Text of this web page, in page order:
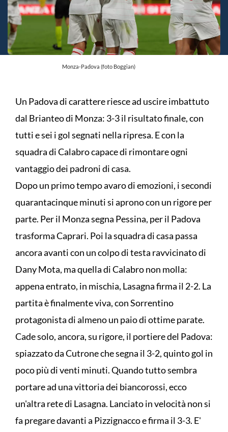
Monza-Padova (foto Boggian)
Un Padova di carattere riesce ad uscire imbattuto
dal Brianteo di Monza: 3-3 il risultato finale, con
tutti e sei i gol segnati nella ripresa. E con la
squadra di Calabro capace di rimontare ogni
vantaggio dei padroni di casa.
Dopo un primo tempo avaro di emozioni, i secondi
quarantacinque minuti si aprono con un rigore per
parte. Per il Monza segna Pessina, per il Padova
trasforma Caprari. Poi la squadra di casa passa
ancora avanti con un colpo di testa ravvicinato di
Dany Mota, ma quella di Calabro non molla:
appena entrato, in mischia, Lasagna firma il 2-2. La
partita è finalmente viva, con Sorrentino
protagonista di almeno un paio di ottime parate.
Cade solo, ancora, su rigore, il portiere del Padova:
spiazzato da Cutrone che segna il 3-2, quinto gol in
poco più di venti minuti. Quando tutto sembra
portare ad una vittoria dei biancorossi, ecco
un'altra rete di Lasagna. Lanciato in velocità non si
fa pregare davanti a Pizzignacco e firma il 3-3. E'